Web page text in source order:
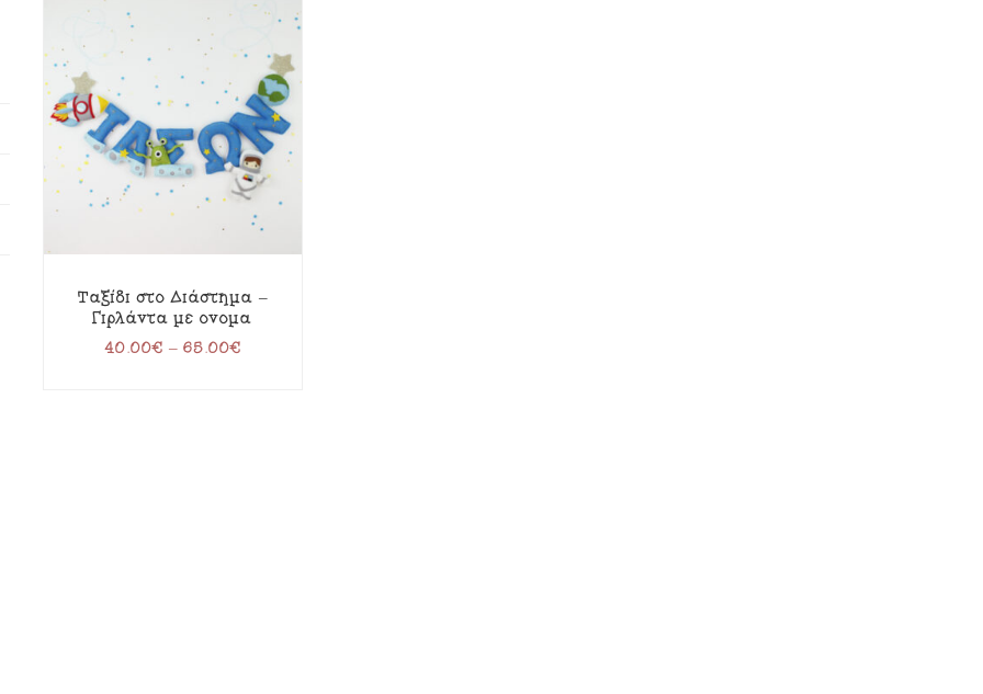
Ταξίδι στο Διάστημα –
Γιρλάντα με όνομα
40.00€ – 65.00€